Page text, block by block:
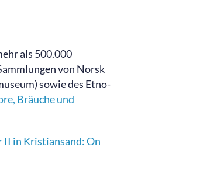
als 500.000
von Norsk
sowie des Etno-
Bräuche und
II in Kristiansand: On